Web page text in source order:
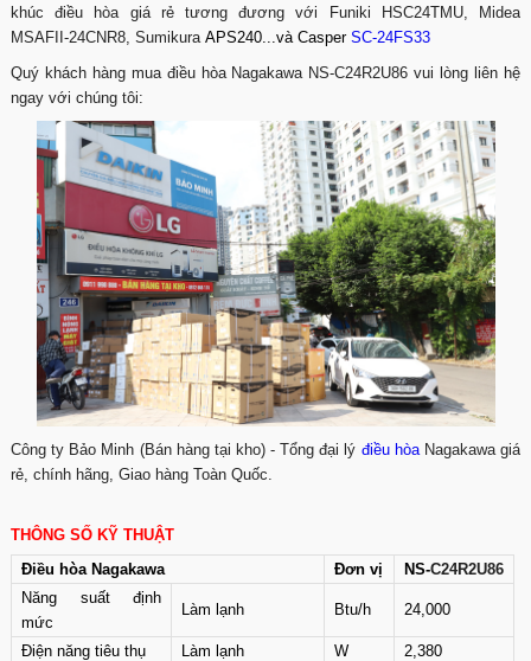
khúc điều hòa giá rẻ tương đương với Funiki HSC24TMU, Midea
MSAFII-24CNR8, Sumikura APS240...và Casper SC-24FS33
Quý khách hàng mua điều hòa Nagakawa NS-C24R2U86 vui lòng liên hệ
ngay với chúng tôi:
Công ty Bảo Minh (Bán hàng tại kho) - Tổng đại lý điều hòaNagakawa giá
rẻ, chính hãng, Giao hàng Toàn Quốc.
THÔNG SỐ KỸ THUẬT
Điều hòa Nagakawa
Đơn vị NS-C24R2U86
Năng suất định
mức
Làm lạnh Btu/h 24,000
Điện năng tiêu thụ Làm lạnh W
2,380